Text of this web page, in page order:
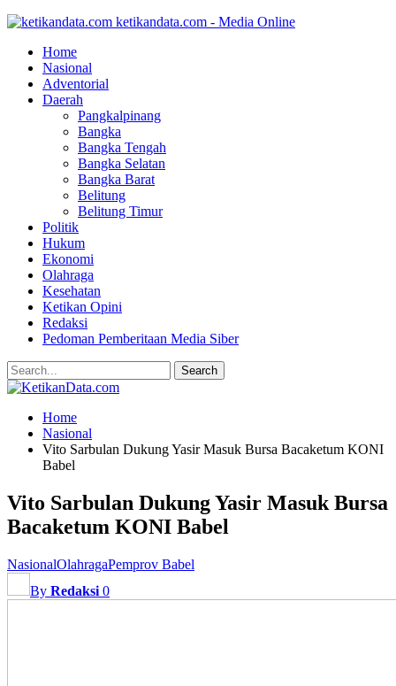
ketikandata.com - Media Online
Home
Nasional
Adventorial
Daerah
Pangkalpinang
Bangka
Bangka Tengah
Bangka Selatan
Bangka Barat
Belitung
Belitung Timur
Politik
Hukum
Ekonomi
Olahraga
Kesehatan
Ketikan Opini
Redaksi
Pedoman Pemberitaan Media Siber
Home
Nasional
Vito Sarbulan Dukung Yasir Masuk Bursa Bacaketum KONI
Babel
Vito Sarbulan Dukung Yasir Masuk Bursa
Bacaketum KONI Babel
NasionalOlahragaPemprov Babel
By Redaksi 0